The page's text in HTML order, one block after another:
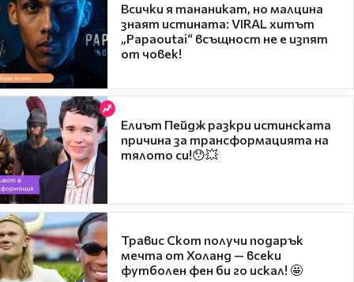
Всички я тананикат, но малцина
знаят истината: VIRAL хитът
„Papaoutai“ всъщност не е изпят
от човек!
Елиът Пейдж разкри истинската
причина за трансформацията на
тялото си!😯💥
Травис Скот получи подарък
мечта от Холанд — всеки
футболен фен би го искал! 🤩